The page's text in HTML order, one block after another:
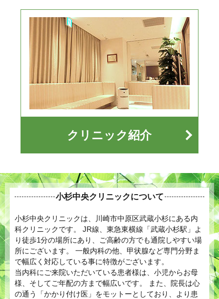
クリニック紹介
小杉中央クリニックについて
小杉中央クリニックは、川崎市中原区武蔵小杉にある内
科クリニックです。 JR線、東急東横線「武蔵小杉駅」よ
り徒歩1分の場所にあり、ご高齢の方でも通院しやすい場
所にございます。 一般内科の他、甲状腺など専門分野ま
で幅広く対応している事に特徴がございます。
当内科にご来院いただいている患者様は、小児からお母
様、そしてご年配の方まで幅広いです。 また、院長は心
の通う「かかり付け医」をモットーとしており、より患